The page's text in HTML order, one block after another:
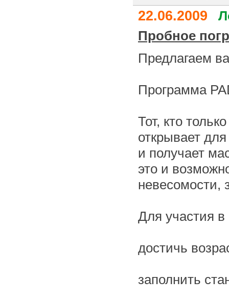
22.06.2009
Пробное
Предлагаем
Программа
Тот, кто
открывает
и получает
это и
невесомости,
Для участия
достичь
заполнить